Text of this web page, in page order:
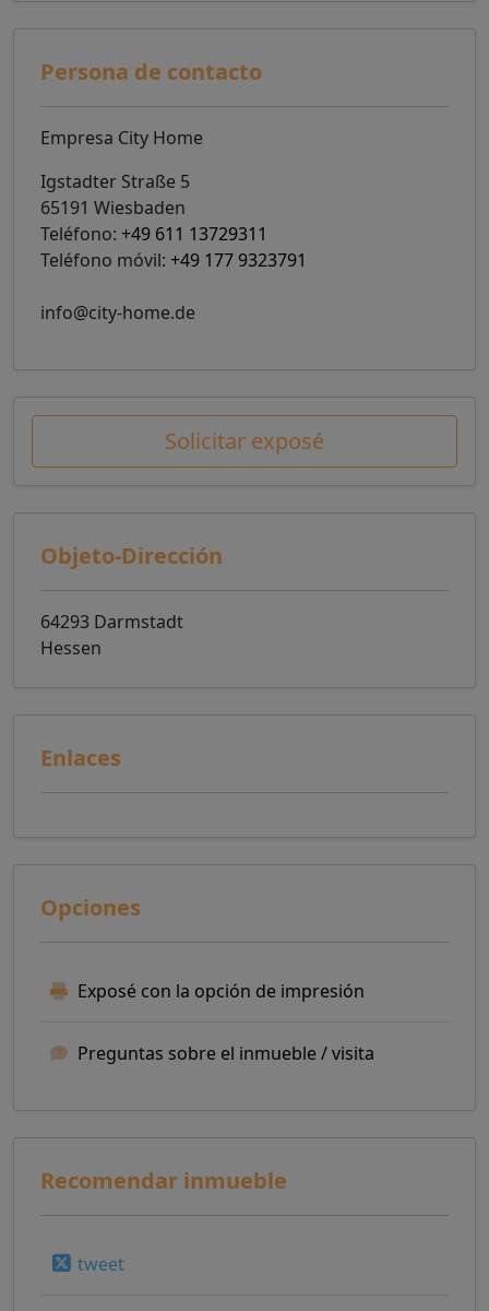
Persona de contacto
Empresa City Home
Igstadter Straße 5
65191 Wiesbaden
Teléfono: +49 611 13729311
Teléfono móvil: +49 177 9323791
info@city-home.de
Solicitar exposé
Objeto-Dirección
64293 Darmstadt
Hessen
Enlaces
Opciones
Exposé con la opción de impresión
Preguntas sobre el inmueble / visita
Recomendar inmueble
tweet